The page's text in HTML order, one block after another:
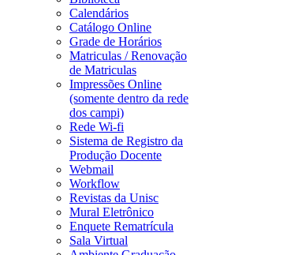
Calendários
Catálogo Online
Grade de Horários
Matriculas / Renovação
de Matriculas
Impressões Online
(somente dentro da rede
dos campi)
Rede Wi-fi
Sistema de Registro da
Produção Docente
Webmail
Workflow
Revistas da Unisc
Mural Eletrônico
Enquete Rematrícula
Sala Virtual